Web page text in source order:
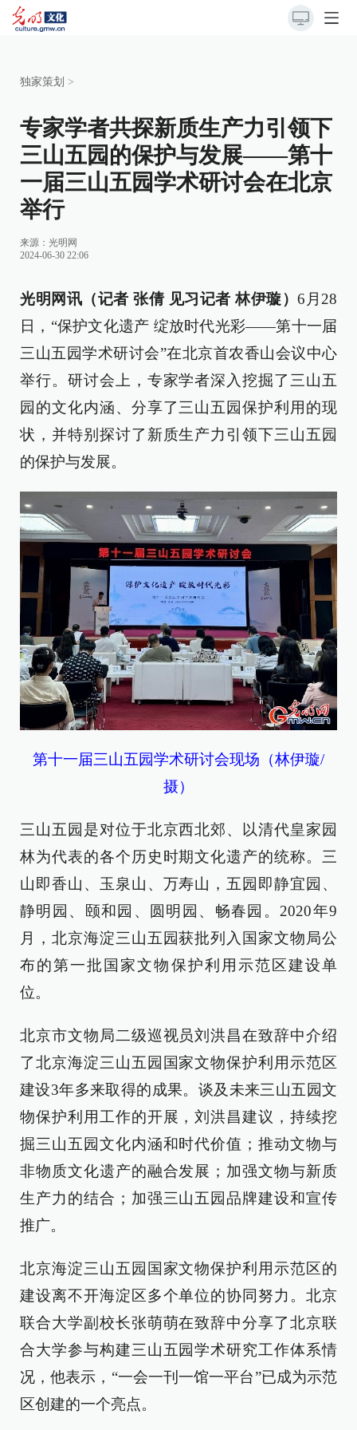
独家策划 >
专家学者共探新质生产力引领下
三山五园的保护与发展——第十
一届三山五园学术研讨会在北京
举行
来源： 光明网
2024-06-30 22:06
光明网讯（记者 张倩 见习记者 林伊璇） 6月28
日，“保护文化遗产 绽放时代光彩——第十一届
三山五园学术研讨会”在北京首农香山会议中心
举行。研讨会上，专家学者深入挖掘了三山五
园的文化内涵、分享了三山五园保护利用的现
状，并特别探讨了新质生产力引领下三山五园
的保护与发展。
第十一届三山五园学术研讨会现场（林伊璇/
摄）
三山五园是对位于北京西北郊、以清代皇家园
林为代表的各个历史时期文化遗产的统称。三
山即香山、玉泉山、万寿山，五园即静宜园、
静明园、颐和园、圆明园、畅春园。2020年9
月，北京海淀三山五园获批列入国家文物局公
布的第一批国家文物保护利用示范区建设单
位。
北京市文物局二级巡视员刘洪昌在致辞中介绍
了北京海淀三山五园国家文物保护利用示范区
建设3年多来取得的成果。谈及未来三山五园文
物保护利用工作的开展，刘洪昌建议，持续挖
掘三山五园文化内涵和时代价值；推动文物与
非物质文化遗产的融合发展；加强文物与新质
生产力的结合；加强三山五园品牌建设和宣传
推广。
北京海淀三山五园国家文物保护利用示范区的
建设离不开海淀区多个单位的协同努力。北京
联合大学副校长张萌萌在致辞中分享了北京联
合大学参与构建三山五园学术研究工作体系情
况，他表示，“一会一刊一馆一平台”已成为示范
区创建的一个亮点。